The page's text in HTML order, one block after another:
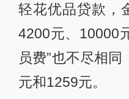
轻花优品贷款，
4200元、10000
员费”也不尽相
元和1259元。